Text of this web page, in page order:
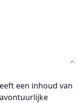
een inhoud van